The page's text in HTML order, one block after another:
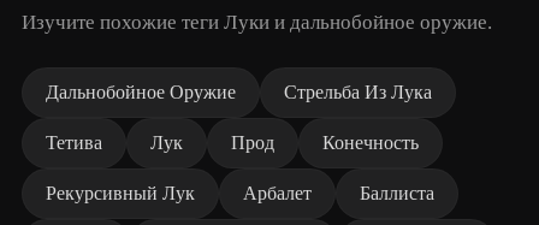
Изучите похожие теги Луки и дальнобойное оружие.
Дальнобойное Оружие Стрельба Из Лука
Тетива Лук Прод Конечность
Рекурсивный Лук Арбалет Баллиста